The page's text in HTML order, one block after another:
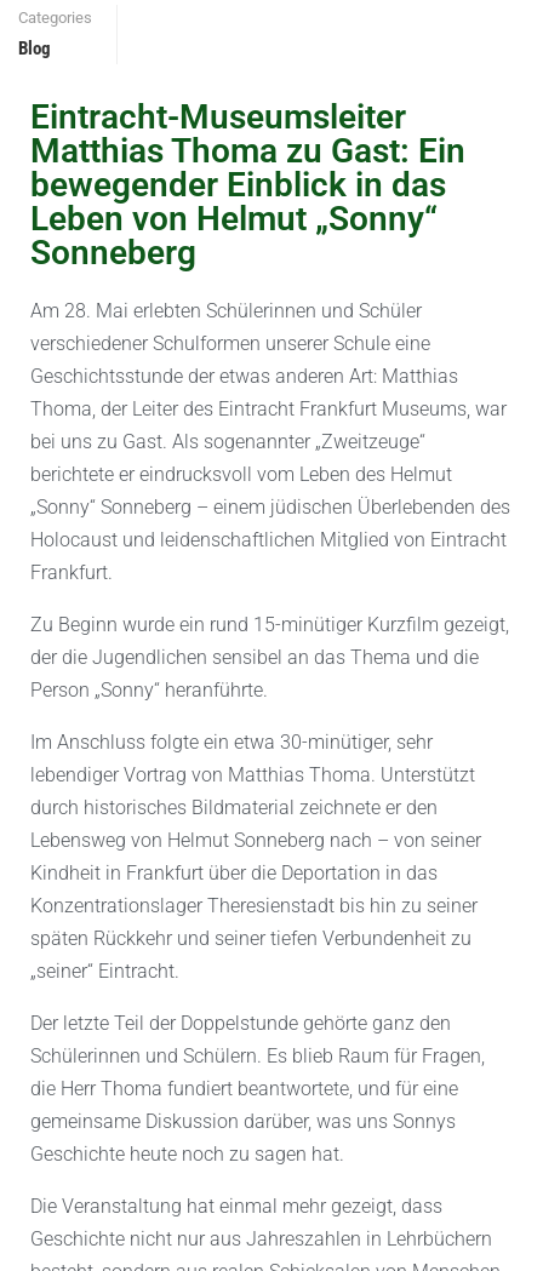
Categories
Blog
Eintracht-Museumsleiter
Matthias Thoma zu Gast: Ein
bewegender Einblick in das
Leben von Helmut „Sonny“
Sonneberg
Am 28. Mai erlebten Schülerinnen und Schüler
verschiedener Schulformen unserer Schule eine
Geschichtsstunde der etwas anderen Art: Matthias
Thoma, der Leiter des Eintracht Frankfurt Museums, war
bei uns zu Gast. Als sogenannter „Zweitzeuge“
berichtete er eindrucksvoll vom Leben des Helmut
„Sonny“ Sonneberg – einem jüdischen Überlebenden des
Holocaust und leidenschaftlichen Mitglied von Eintracht
Frankfurt.
Zu Beginn wurde ein rund 15-minütiger Kurzfilm gezeigt,
der die Jugendlichen sensibel an das Thema und die
Person „Sonny“ heranführte.
Im Anschluss folgte ein etwa 30-minütiger, sehr
lebendiger Vortrag von Matthias Thoma. Unterstützt
durch historisches Bildmaterial zeichnete er den
Lebensweg von Helmut Sonneberg nach – von seiner
Kindheit in Frankfurt über die Deportation in das
Konzentrationslager Theresienstadt bis hin zu seiner
späten Rückkehr und seiner tiefen Verbundenheit zu
„seiner“ Eintracht.
Der letzte Teil der Doppelstunde gehörte ganz den
Schülerinnen und Schülern. Es blieb Raum für Fragen,
die Herr Thoma fundiert beantwortete, und für eine
gemeinsame Diskussion darüber, was uns Sonnys
Geschichte heute noch zu sagen hat.
Die Veranstaltung hat einmal mehr gezeigt, dass
Geschichte nicht nur aus Jahreszahlen in Lehrbüchern